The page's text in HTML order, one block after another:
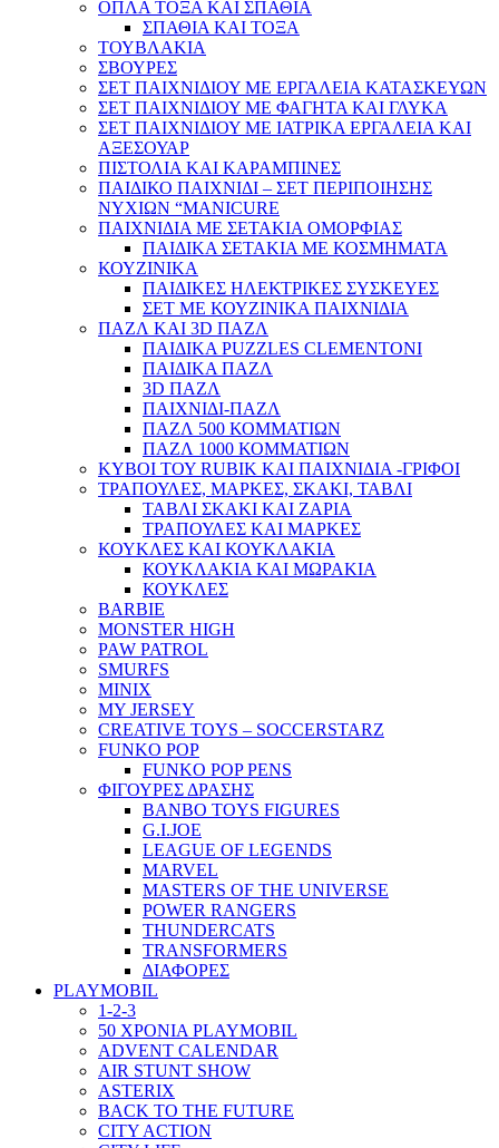
ΟΠΛΑ ΤΟΞΑ ΚΑΙ ΣΠΑΘΙΑ
ΣΠΑΘΙΑ ΚΑΙ ΤΟΞΑ
ΤΟΥΒΛΑΚΙΑ
ΣΒΟΥΡΕΣ
ΣΕΤ ΠΑΙΧΝΙΔΙΟΥ ΜΕ ΕΡΓΑΛΕΙΑ ΚΑΤΑΣΚΕΥΩΝ
ΣΕΤ ΠΑΙΧΝΙΔΙΟΥ ΜΕ ΦΑΓΗΤΑ ΚΑΙ ΓΛΥΚΑ
ΣΕΤ ΠΑΙΧΝΙΔΙΟΥ ΜΕ ΙΑΤΡΙΚΑ ΕΡΓΑΛΕΙΑ ΚΑΙ
ΑΞΕΣΟΥΑΡ
ΠΙΣΤΟΛΙΑ ΚΑΙ ΚΑΡΑΜΠΙΝΕΣ
ΠΑΙΔΙΚΟ ΠΑΙΧΝΙΔΙ – ΣΕΤ ΠΕΡΙΠΟΙΗΣΗΣ
ΝΥΧΙΩΝ “MANICURE
ΠΑΙΧΝΙΔΙΑ ΜΕ ΣΕΤΑΚΙΑ ΟΜΟΡΦΙΑΣ
ΠΑΙΔΙΚΑ ΣΕΤΑΚΙΑ ΜΕ ΚΟΣΜΗΜΑΤΑ
ΚΟΥΖΙΝΙΚΑ
ΠΑΙΔΙΚΕΣ ΗΛΕΚΤΡΙΚΕΣ ΣΥΣΚΕΥΕΣ
ΣΕΤ ΜΕ ΚΟΥΖΙΝΙΚΑ ΠΑΙΧΝΙΔΙΑ
ΠΑΖΛ ΚΑΙ 3D ΠΑΖΛ
ΠΑΙΔΙΚΑ PUZZLES CLEMENTONI
ΠΑΙΔΙΚΑ ΠΑΖΛ
3D ΠΑΖΛ
ΠΑΙΧΝΙΔΙ-ΠΑΖΛ
ΠΑΖΛ 500 ΚΟΜΜΑΤΙΩΝ
ΠΑΖΛ 1000 ΚΟΜΜΑΤΙΩΝ
ΚΥΒΟΙ ΤΟΥ RUBIK ΚΑΙ ΠΑΙΧΝΙΔΙΑ -ΓΡΙΦΟΙ
ΤΡΑΠΟΥΛΕΣ, ΜΑΡΚΕΣ, ΣΚΑΚΙ, ΤΑΒΛΙ
ΤΑΒΛΙ ΣΚΑΚΙ ΚΑΙ ΖΑΡΙΑ
ΤΡΑΠΟΥΛΕΣ ΚΑΙ ΜΑΡΚΕΣ
ΚΟΥΚΛΕΣ ΚΑΙ ΚΟΥΚΛΑΚΙΑ
ΚΟΥΚΛΑΚΙΑ ΚΑΙ ΜΩΡΑΚΙΑ
ΚΟΥΚΛΕΣ
BARBIE
MONSTER HIGH
PAW PATROL
SMURFS
MINIX
MY JERSEY
CREATIVE TOYS – SOCCERSTARZ
FUNKO POP
FUNKO POP PENS
ΦΙΓΟΥΡΕΣ ΔΡΑΣΗΣ
BANBO TOYS FIGURES
G.I.JOE
LEAGUE OF LEGENDS
MARVEL
MASTERS OF THE UNIVERSE
POWER RANGERS
THUNDERCATS
TRANSFORMERS
ΔΙΑΦΟΡΕΣ
PLAYMOBIL
1-2-3
50 ΧΡΟΝΙΑ PLAYMOBIL
ADVENT CALENDAR
AIR STUNT SHOW
ASTERIX
BACK TO THE FUTURE
CITY ACTION